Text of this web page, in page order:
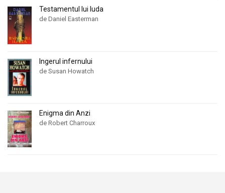
Testamentul lui Iuda
de Daniel Easterman
Ingerul infernului
de Susan Howatch
Enigma din Anzi
de Robert Charroux